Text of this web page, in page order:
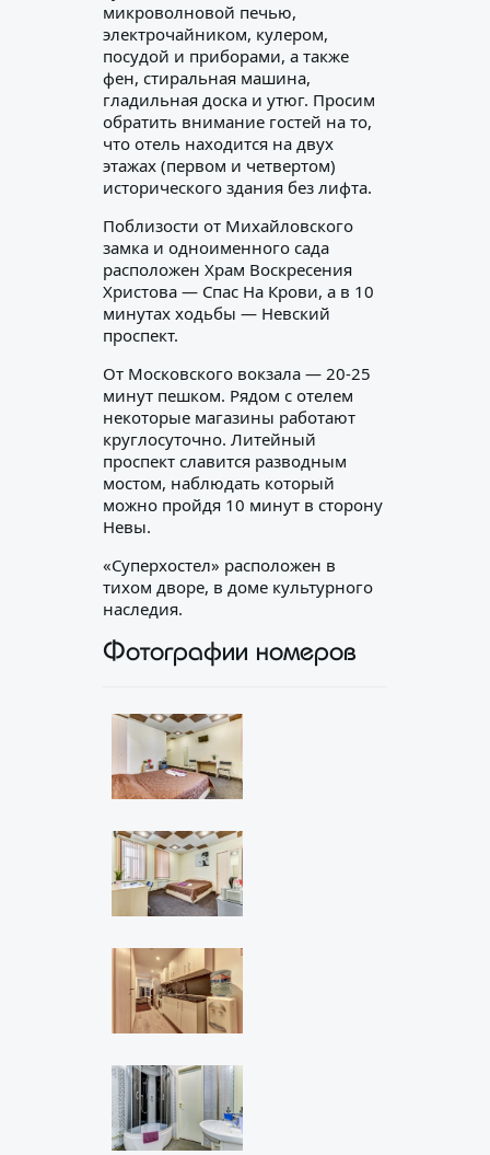
микроволновой печью,
электрочайником, кулером,
посудой и приборами, а также
фен, стиральная машина,
гладильная доска и утюг. Просим
обратить внимание гостей на то,
что отель находится на двух
этажах (первом и четвертом)
исторического здания без лифта.
Поблизости от Михайловского
замка и одноименного сада
расположен Храм Воскресения
Христова — Спас На Крови, а в 10
минутах ходьбы — Невский
проспект.
От Московского вокзала — 20-25
минут пешком. Рядом с отелем
некоторые магазины работают
круглосуточно. Литейный
проспект славится разводным
мостом, наблюдать который
можно пройдя 10 минут в сторону
Невы.
«Суперхостел» расположен в
тихом дворе, в доме культурного
наследия.
Фотографии номеров